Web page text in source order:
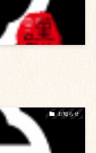
お知らせ